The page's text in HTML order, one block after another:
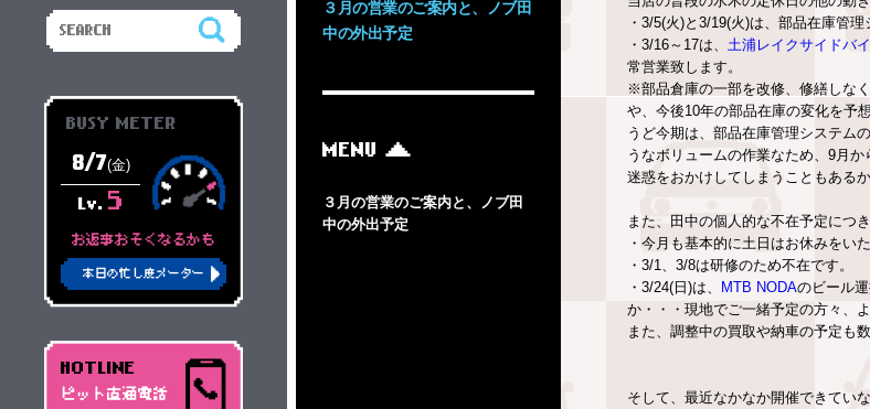
３月の営業のご案内と、ノブ田
中の外出予定
MENU
３月の営業のご案内と、ノブ田
中の外出予定
・3/5(火)と3/19(火)は、部品在庫管
・3/16～17は、 土浦レイクサイドバ
常営業致します。
※部品倉庫の一部を改修、修繕しな
や、今後10年の部品在庫の変化を予
うど今期は、部品在庫管理システム
うなボリュームの作業なため、9月
迷惑をおかけしてしまうこともある
また、田中の個人的な不在予定につき
・今月も基本的に土日はお休みをい
・3/1、3/8は研修のため不在です。
・3/24(日)は、
MTB NODAのビール
か・・・現地でご一緒予定の方々、
また、調整中の買取や納車の予定も
そして、最近なかなか開催できてい
BUSY METER
8/7(金)
Lv. 5
お返事おそくなるかも
本日の忙し度メーター
HOTLINE
ピット直通電話